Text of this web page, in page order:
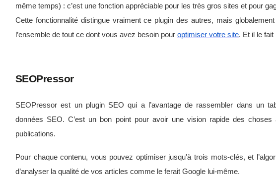
même temps) : c’est une fonction appréciable pour les très gros sites et pour
Cette fonctionnalité distingue vraiment ce plugin des autres, mais
l’ensemble de tout ce dont vous avez besoin pour optimiser votre site. Et il le fait
SEOPressor
SEOPressor est un plugin SEO qui a l’avantage de rassembler dans un
données SEO. C’est un bon point pour avoir une vision rapide des
publications.
Pour chaque contenu, vous pouvez optimiser jusqu'à trois mots-clés, et
d’analyser la qualité de vos articles comme le ferait Google lui-même.